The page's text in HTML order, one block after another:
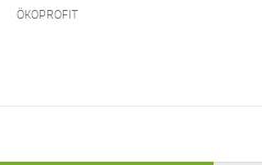
ÖKOPROFIT